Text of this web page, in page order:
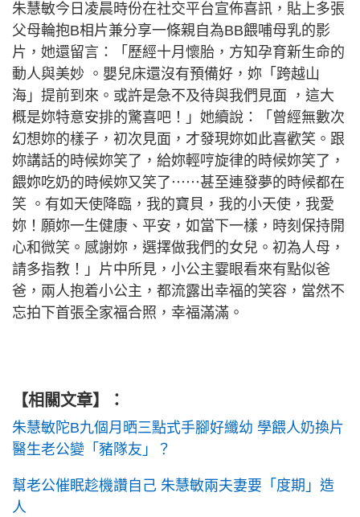
朱慧敏今日凌晨時份在社交平台宣佈喜訊，貼上多張
父母輪抱B相片兼分享一條親自為BB餵哺母乳的影
片，她還留言：「歷經十月懷胎，方知孕育新生命的
動人與美妙 。嬰兒床還沒有預備好，妳「跨越山
海」提前到來。或許是急不及待與我們見面 ，這大
概是妳特意安排的驚喜吧！」她續說：「曾經無數次
幻想妳的樣子，初次見面，才發現妳如此喜歡笑。跟
妳講話的時候妳笑了，給妳輕哼旋律的時候妳笑了，
餵妳吃奶的時候妳又笑了⋯⋯甚至連發夢的時候都在
笑 。有如天使降臨，我的寶貝，我的小天使，我愛
妳！願妳一生健康、平安，如當下一樣，時刻保持開
心和微笑。感謝妳，選擇做我們的女兒。初為人母，
請多指教！」片中所見，小公主霎眼看來有點似爸
爸，兩人抱着小公主，都流露出幸福的笑容，當然不
忘拍下首張全家福合照，幸福滿滿。
【相關文章】：
朱慧敏陀B九個月晒三點式手腳好纖幼 學餵人奶換片
醫生老公變「豬隊友」？
幫老公催眠趁機讚自己 朱慧敏兩夫妻要「度期」造
人